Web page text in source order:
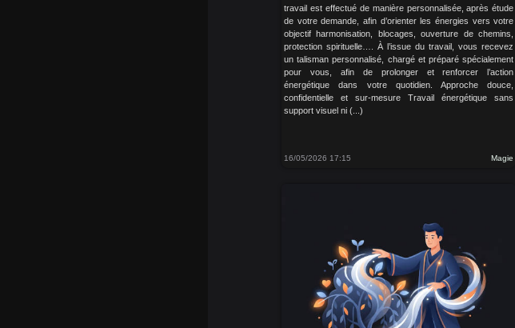
travail est effectué de manière personnalisée, après étude
de votre demande, afin d’orienter les énergies vers votre
objectif harmonisation, blocages, ouverture de chemins,
protection spirituelle…. À l’issue du travail, vous recevez
un talisman personnalisé, chargé et préparé spécialement
pour vous, afin de prolonger et renforcer l’action
énergétique dans votre quotidien. Approche douce,
confidentielle et sur-mesure Travail énergétique sans
support visuel ni (...)
16/05/2026 17:15 Magie